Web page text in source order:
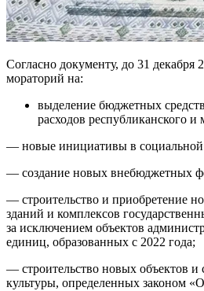
Согласно документу, до 31 декабря
мораторий на:
выделение бюджетных
расходов республиканского
— новые инициативы в социальной
— создание новых внебюджетных
— строительство и приобретение
зданий и комплексов
за исключением объектов
единиц, образованных с 2022 года;
— строительство новых объектов и
культуры, определенных законом